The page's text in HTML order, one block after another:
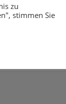
zu
stimmen Sie